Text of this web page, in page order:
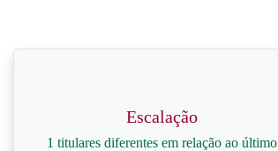
Escalação
1 titulares diferentes em relação ao último